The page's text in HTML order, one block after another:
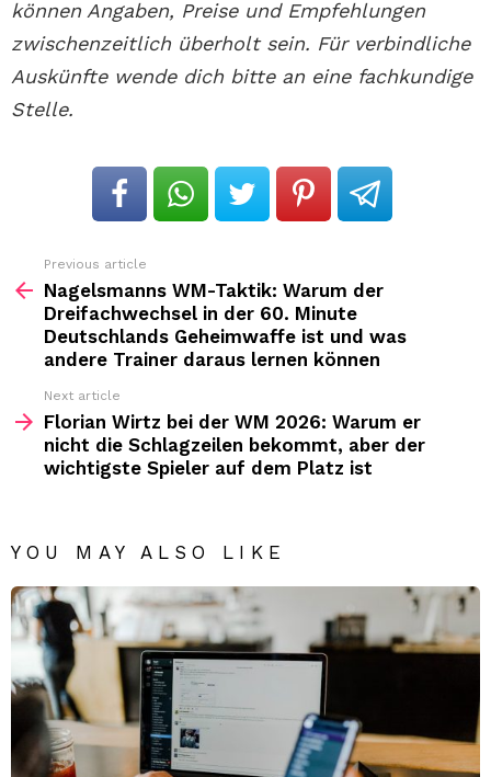
können Angaben, Preise und Empfehlungen
zwischenzeitlich überholt sein. Für verbindliche
Auskünfte wende dich bitte an eine fachkundige
Stelle.
more
Previous article
Nagelsmanns WM-Taktik: Warum der
Dreifachwechsel in der 60. Minute
Deutschlands Geheimwaffe ist und was
andere Trainer daraus lernen können
Next article
Florian Wirtz bei der WM 2026: Warum er
nicht die Schlagzeilen bekommt, aber der
wichtigste Spieler auf dem Platz ist
YOU MAY ALSO LIKE